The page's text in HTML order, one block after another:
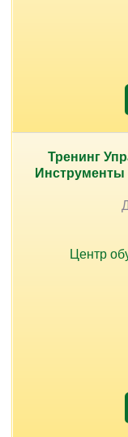
Тренинг
Инструменты
Центр